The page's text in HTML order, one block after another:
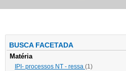
BUSCA FACETADA
Matéria
IPI- processos NT - ressa (1)